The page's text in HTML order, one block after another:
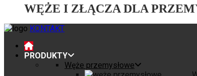
WĘŻE I ZŁĄCZA DLA
KONTAKT
PRODUKTY
Węże przemysłowe